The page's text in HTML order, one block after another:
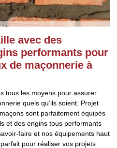
avec des
performants pour
de maçonnerie à
tous les moyens pour assurer
quels qu’ils soient. Projet
sont parfaitement équipés
et des engins tous performants
faire et nos équipements haut
pour réaliser vos projets